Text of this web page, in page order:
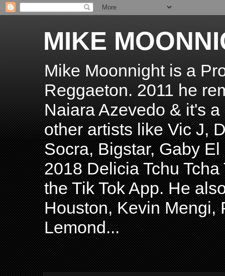
MIKE
Mike Moonnight is a
Reggaeton. 2011 he
Naiara Azevedo & it's
other artists like Vic J,
Socra, Bigstar, Gaby
2018 Delicia Tchu
the Tik Tok App. He
Houston, Kevin Mengi,
Lemond...